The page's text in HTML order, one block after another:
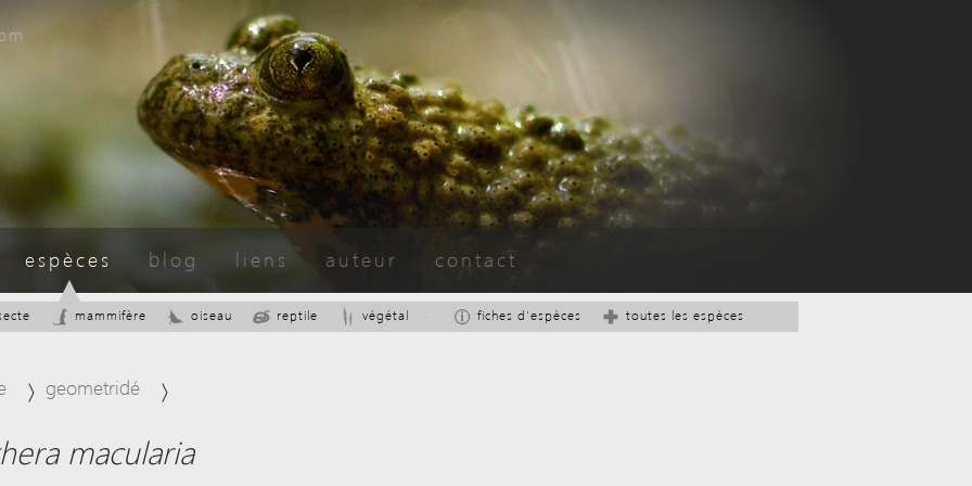
espèces blog liens auteur contact
mammifère oiseau reptile végétal : fiches d'espèces toutes les espèces
geometridé
macularia